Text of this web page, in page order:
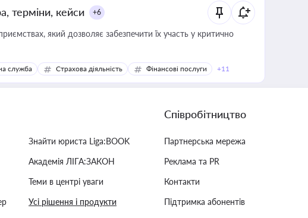
терміни, кейси +6
який дозволяє забезпечити їх участь у критично
служба Страхова діяльність Фінансові послуги +11
Знайти юриста Liga:BOOK
Академія ЛІГА:ЗАКОН
Теми в центрі уваги
Усі рішення і продукти
Співробітництво
Партнерська мережа
Реклама та PR
Контакти
Підтримка абонентів